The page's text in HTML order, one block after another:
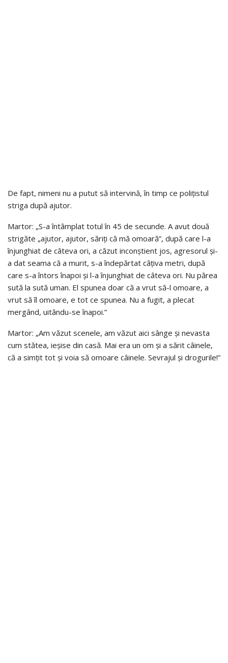
De fapt, nimeni nu a putut să intervină, în timp ce polițistul
striga după ajutor.
Martor: „S-a întâmplat totul în 45 de secunde. A avut două
strigăte „ajutor, ajutor, săriți că mă omoară”, după care l-a
înjunghiat de câteva ori, a căzut inconștient jos, agresorul și-
a dat seama că a murit, s-a îndepărtat câțiva metri, după
care s-a întors înapoi și l-a înjunghiat de câteva ori. Nu părea
sută la sută uman. El spunea doar că a vrut să-l omoare, a
vrut să îl omoare, e tot ce spunea. Nu a fugit, a plecat
mergând, uitându-se înapoi.”
Martor: „Am văzut scenele, am văzut aici sânge și nevasta
cum stătea, ieșise din casă. Mai era un om și a sărit câinele,
că a simțit tot și voia să omoare câinele. Sevrajul și drogurile!”